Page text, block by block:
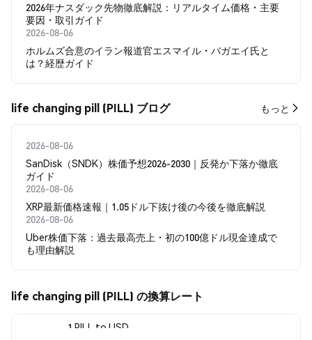
2026年ナスダック先物徹底解説：リアルタイム価格・主要
要因・取引ガイド
2026-08-06
ホルムズ合意のイラン報道官エスマイル・バガエイ氏と
は？経歴ガイド
life changing pill (PILL) ブログ もっと
2026-08-06
SanDisk（SNDK）株価予想2026-2030｜反発か下落か徹底
ガイド
2026-08-06
XRP最新価格速報｜1.05ドル下抜け後の今後を徹底解説
2026-08-06
Uber株価下落：過去最高売上・初の100億ドル現金達成で
も理由解説
life changing pill (PILL) の換算レート
1 PILL to USD